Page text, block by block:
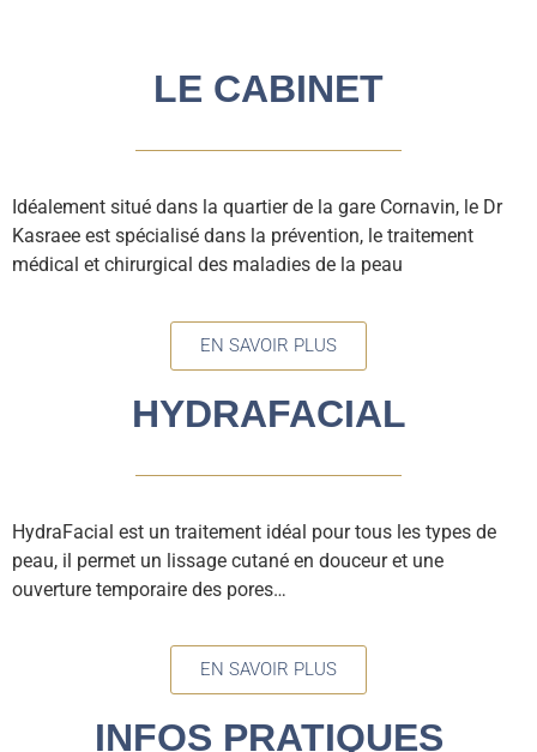
LE CABINET
Idéalement situé dans la quartier de la gare Cornavin, le Dr
Kasraee est spécialisé dans la prévention, le traitement
médical et chirurgical des maladies de la peau
EN SAVOIR PLUS
HYDRAFACIAL
HydraFacial est un traitement idéal pour tous les types de
peau, il permet un lissage cutané en douceur et une
ouverture temporaire des pores…
EN SAVOIR PLUS
INFOS PRATIQUES